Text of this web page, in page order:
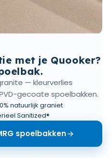
met je Quooker?
— kleurverlies
gecoate spoelbakken.
natuurlijk graniet
Sanitized®
spoelbakken